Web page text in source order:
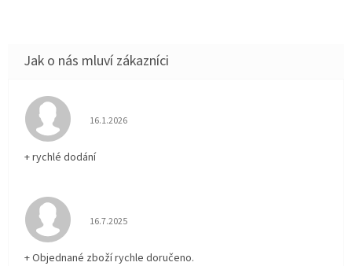
Hodnocení obchodu je 5 z 5 hvězdiček.
16.1.2026
+ rychlé dodání
Hodnocení obchodu je 5 z 5 hvězdiček.
16.7.2025
+ Objednané zboží rychle doručeno.